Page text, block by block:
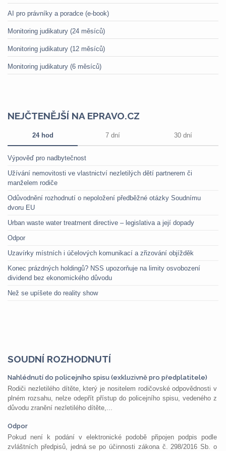
AI pro právníky a poradce (e-book)
Monitoring judikatury (24 měsíců)
Monitoring judikatury (12 měsíců)
Monitoring judikatury (6 měsíců)
NEJČTENĚJŠÍ NA EPRAVO.CZ
24 hod 7 dní 30 dní
Výpověď pro nadbytečnost
Užívání nemovitosti ve vlastnictví nezletilých dětí partnerem či
manželem rodiče
Odůvodnění rozhodnutí o nepoložení předběžné otázky Soudnímu
dvoru EU
Urban waste water treatment directive – legislativa a její dopady
Odpor
Uzavírky místních i účelových komunikací a zřizování objížděk
Konec prázdných holdingů? NSS upozorňuje na limity osvobození
dividend bez ekonomického důvodu
Než se upíšete do reality show
SOUDNÍ ROZHODNUTÍ
Nahlédnutí do policejního spisu (exkluzivně pro předplatitele)
Rodiči nezletilého dítěte, který je nositelem rodičovské odpovědnosti v
plném rozsahu, nelze odepřít přístup do policejního spisu, vedeného z
důvodu zranění nezletilého dítěte,...
Odpor
Pokud není k podání v elektronické podobě připojen podpis podle
zvláštních předpisů, jedná se po účinnosti zákona č. 298/2016 Sb. o